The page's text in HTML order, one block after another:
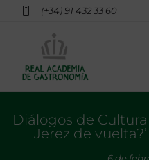
(+34) 91 432 33 60
Diálogos de Cultura
Jerez de
6 de